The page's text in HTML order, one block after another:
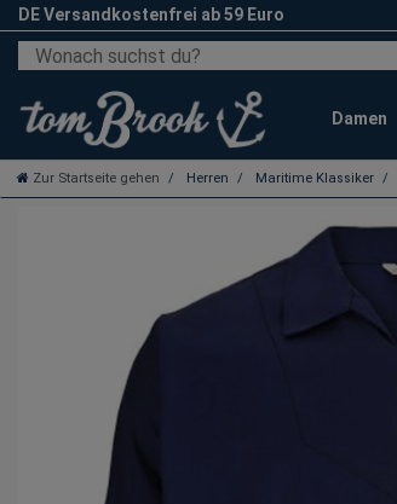
DE Versandkostenfrei ab 59 Euro
Damen
Zur Startseite gehen Herren Maritime Klassiker